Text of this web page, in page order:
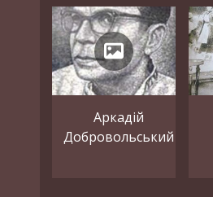
Аркадій
Добровольський